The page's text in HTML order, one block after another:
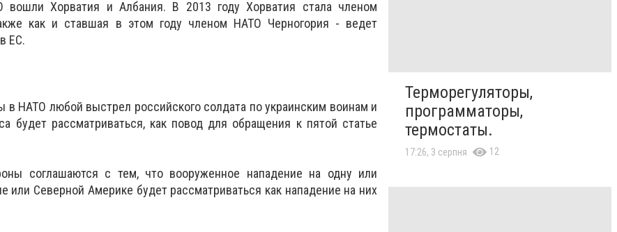
Хорватия и Албания. В 2013 году Хорватия стала членом
как и ставшая в этом году членом НАТО Черногория - ведет
ЕС.
в НАТО любой выстрел российского солдата по украинским воинам и
будет рассматриваться, как повод для обращения к пятой статье
соглашаются с тем, что вооруженное нападение на одну или
или Северной Америке будет рассматриваться как нападение на них
Терморегуляторы,
программаторы,
термостаты.
17:26, 3 серпня 12